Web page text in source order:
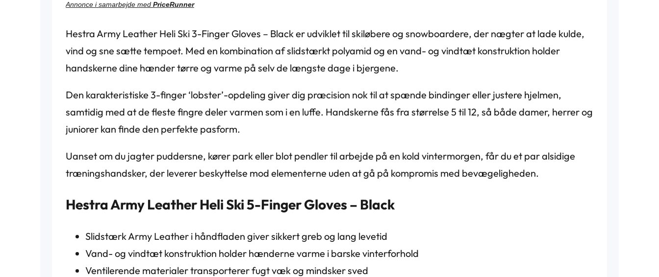
Annonce i samarbejde med PriceRunner
Hestra Army Leather Heli Ski 3-Finger Gloves – Black er udviklet til skiløbere og snowboardere, der nægter at lade kulde,
vind og sne sætte tempoet. Med en kombination af slidstærkt polyamid og en vand- og vindtæt konstruktion holder
handskerne dine hænder tørre og varme på selv de længste dage i bjergene.
Den karakteristiske 3-finger ‘lobster’-opdeling giver dig præcision nok til at spænde bindinger eller justere hjelmen,
samtidig med at de fleste fingre deler varmen som i en luffe. Handskerne fås fra størrelse 5 til 12, så både damer, herrer og
juniorer kan finde den perfekte pasform.
Uanset om du jagter puddersne, kører park eller blot pendler til arbejde på en kold vintermorgen, får du et par alsidige
træningshandsker, der leverer beskyttelse mod elementerne uden at gå på kompromis med bevægeligheden.
Hestra Army Leather Heli Ski 5-Finger Gloves – Black
Slidstærk Army Leather i håndfladen giver sikkert greb og lang levetid
Vand- og vindtæt konstruktion holder hænderne varme i barske vinterforhold
Ventilerende materialer transporterer fugt væk og mindsker sved